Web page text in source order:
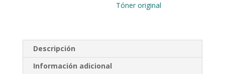
Tóner original
Descripción
Información adicional